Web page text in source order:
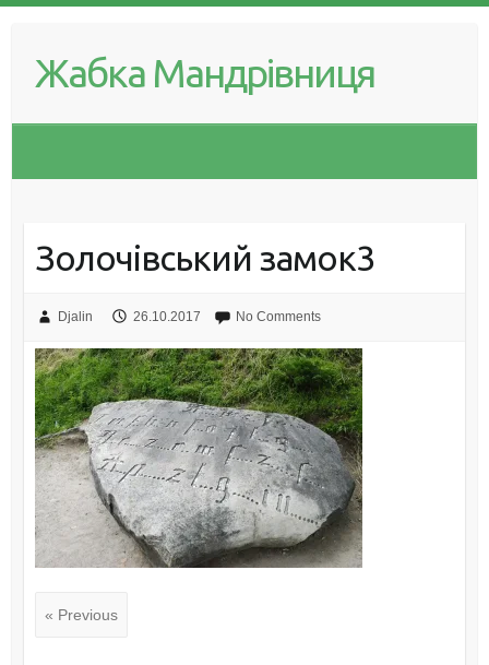
contentЖабка Мандрівниця
Золочівський замок3
Djalin 26.10.2017 No Comments
« Previous